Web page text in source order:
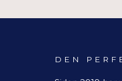
DEN